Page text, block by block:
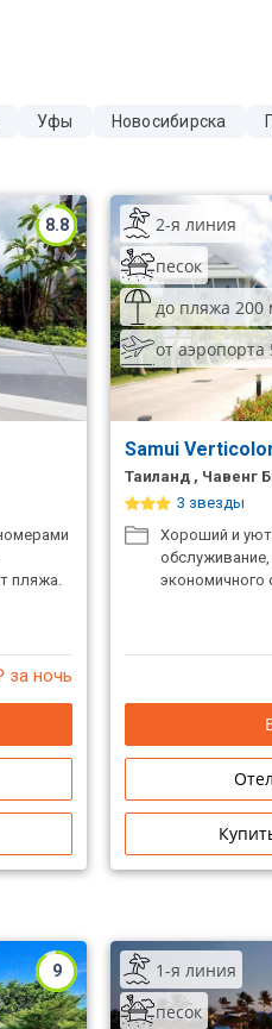
Уфы Новосибирска
8.8
пляжа.
за ночь
2-я линия
песок
до пляжа 200
от аэропорта
Samui
Таиланд , Чавенг
3 звезды
Хороший и
экономичного
9
1-я линия
песок